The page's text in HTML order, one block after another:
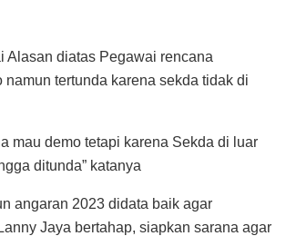
Alasan diatas Pegawai rencana
namun tertunda karena sekda tidak di
mau demo tetapi karena Sekda di luar
ditunda” katanya
angaran 2023 didata baik agar
Jaya bertahap, siapkan sarana agar